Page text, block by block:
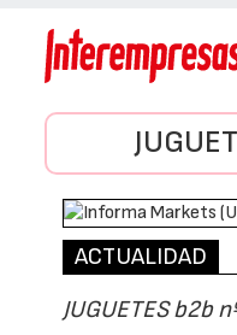
ACTUALIDAD
JUGUETES b2b